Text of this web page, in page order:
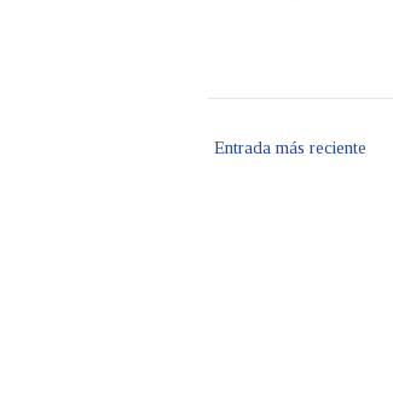
Entrada más reciente